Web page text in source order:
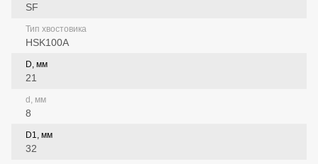
SF
Тип хвостовика
HSK100A
D, мм
21
d, мм
8
D1, мм
32